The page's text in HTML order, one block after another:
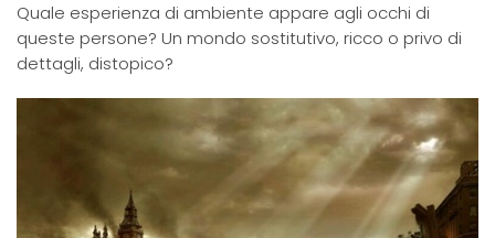
Quale esperienza di ambiente appare agli occhi di
queste persone? Un mondo sostitutivo, ricco o privo di
dettagli, distopico?